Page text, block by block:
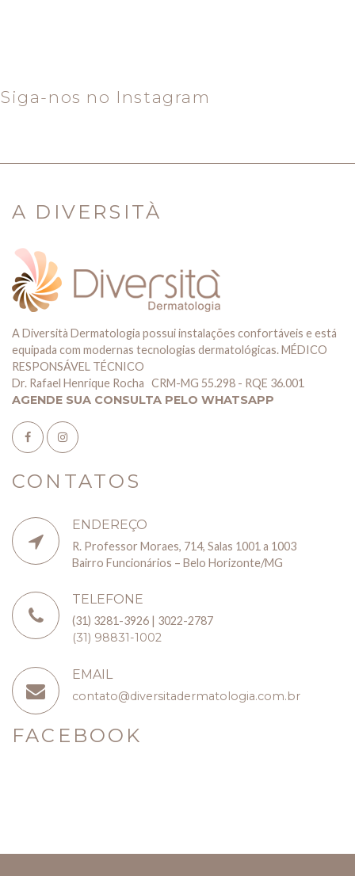
Siga-nos no Instagram
A DIVERSITÀ
A Diversità Dermatologia possui instalações confortáveis e está
equipada com modernas tecnologias dermatológicas. MÉDICO
RESPONSÁVEL TÉCNICO
Dr. Rafael Henrique Rocha CRM-MG 55.298 - RQE 36.001
AGENDE SUA CONSULTA PELO WHATSAPP
CONTATOS
ENDEREÇO
R. Professor Moraes, 714, Salas 1001 a 1003
Bairro Funcionários – Belo Horizonte/MG
TELEFONE
(31) 3281-3926 | 3022-2787
(31) 98831-1002
EMAIL
contato@diversitadermatologia.com.br
FACEBOOK